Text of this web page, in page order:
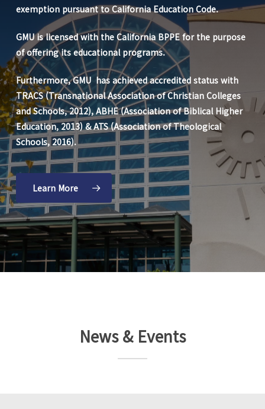
exemption pursuant to California Education Code.
GMU is licensed with the California BPPE for the purpose
of offering its educational programs.
Furthermore, GMU has achieved accredited status with
TRACS (Transnational Association of Christian Colleges
and Schools, 2012), ABHE (Association of Biblical Higher
Education, 2013) & ATS (Association of Theological
Schools, 2016).
Learn More
News & Events